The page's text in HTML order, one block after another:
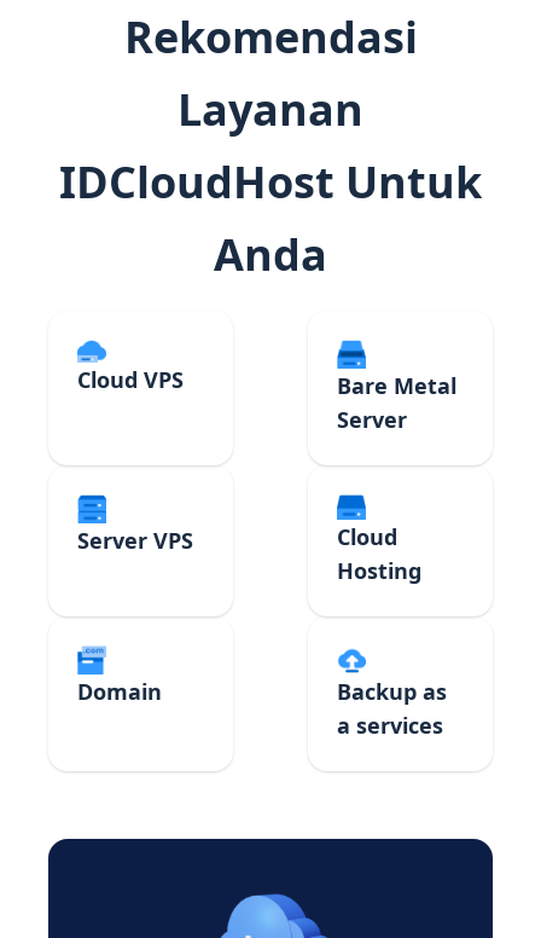
Rekomendasi
Layanan
IDCloudHost Untuk
Anda
Cloud VPS
Bare Metal
Server
Server VPS
Cloud
Hosting
Domain
Backup as
a services